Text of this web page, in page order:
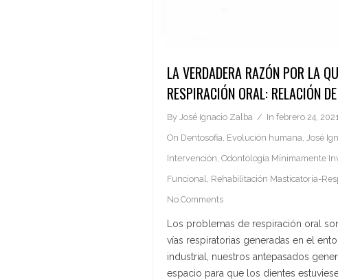
LA VERDADERA RAZÓN POR LA
RESPIRACIÓN ORAL: RELACIÓN
By José Ignacio Zalba In febrero 24,
On Dentosofia, Evolución humana, José
Intervención, Odontología Mínimamente
Funcional, Rehabilitación Masticatoria-
No Comments
Los problemas de respiración oral
vías respiratorias generadas en el
industrial, nuestros antepasados
espacio para que los dientes